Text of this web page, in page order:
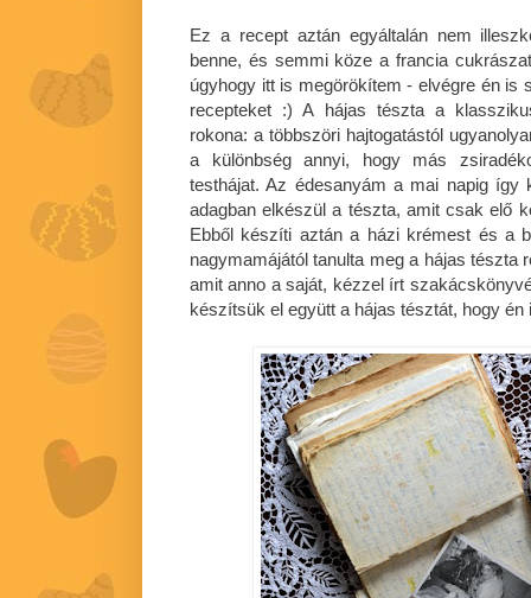
Ez a recept aztán egyáltalán nem
benne, és semmi köze a francia
úgyhogy itt is megörökítem - elvégre én is
recepteket :) A hájas tészta a
rokona: a többszöri hajtogatástól
a különbség annyi, hogy más
testhájat. Az édesanyám a mai napig így
adagban elkészül a tészta, amit csak elő
Ebből készíti aztán a házi krémest és a
nagymamájától tanulta meg a hájas tészta
amit anno a saját, kézzel írt
készítsük el együtt a hájas tésztát, hogy